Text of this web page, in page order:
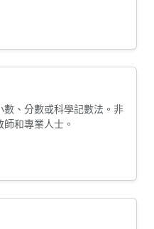
、分數或科學記數法。非
和專業人士。